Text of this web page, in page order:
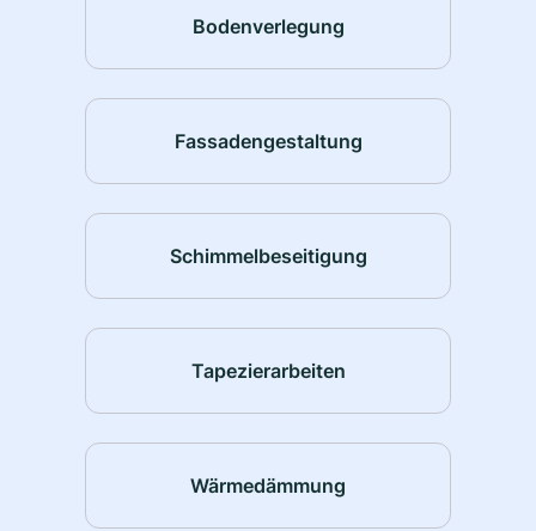
Bodenverlegung
Fassadengestaltung
Schimmelbeseitigung
Tapezierarbeiten
Wärmedämmung